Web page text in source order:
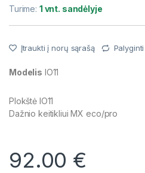
Turime: 1 vnt. sandėlyje
Įtraukti į norų sąrašą Palyginti
Modelis IO11
Plokštė IO11
Dažnio keitikliui MX eco/pro
92.00 €